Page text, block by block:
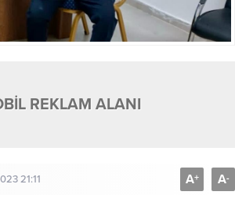
REKLAM ALANI
21:11 A+ A-